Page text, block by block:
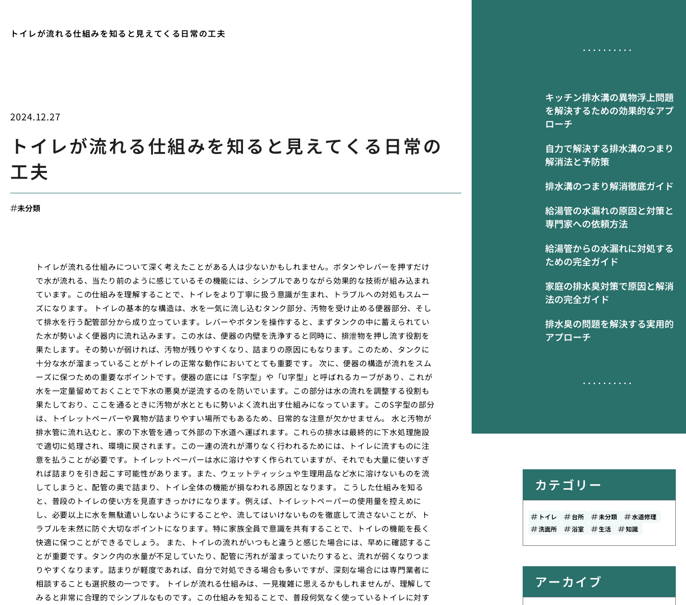
トイレが流れる仕組みを知ると見えてくる日常の工夫
キッチン排水溝の異物浮上問題
を解決するための効果的なアプ
ローチ
自力で解決する排水溝のつまり
解消法と予防策
排水溝のつまり解消徹底ガイド
給湯管の水漏れの原因と対策と
専門家への依頼方法
給湯管からの水漏れに対処する
ための完全ガイド
家庭の排水臭対策で原因と解消
法の完全ガイド
排水臭の問題を解決する実用的
アプローチ
2024.12.27
トイレが流れる仕組みを知ると見えてくる日常の
工夫
未分類
トイレが流れる仕組みについて深く考えたことがある人は少ないかもしれません。ボタンやレバーを押すだけ
で水が流れる、当たり前のように感じているその機能には、シンプルでありながら効果的な技術が組み込まれ
ています。この仕組みを理解することで、トイレをより丁寧に扱う意識が生まれ、トラブルへの対処もスムー
ズになります。 トイレの基本的な構造は、水を一気に流し込むタンク部分、汚物を受け止める便器部分、そし
て排水を行う配管部分から成り立っています。レバーやボタンを操作すると、まずタンクの中に蓄えられてい
た水が勢いよく便器内に流れ込みます。この水は、便器の内壁を洗浄すると同時に、排泄物を押し流す役割を
果たします。その勢いが弱ければ、汚物が残りやすくなり、詰まりの原因にもなります。このため、タンクに
十分な水が溜まっていることがトイレの正常な動作においてとても重要です。 次に、便器の構造が流れをスム
ーズに保つための重要なポイントです。便器の底には「S字型」や「U字型」と呼ばれるカーブがあり、これが
水を一定量留めておくことで下水の悪臭が逆流するのを防いでいます。この部分は水の流れを調整する役割も
果たしており、ここを通るときに汚物が水とともに勢いよく流れ出す仕組みになっています。このS字型の部分
は、トイレットペーパーや異物が詰まりやすい場所でもあるため、日常的な注意が欠かせません。 水と汚物が
排水管に流れ込むと、家の下水管を通って外部の下水道へ運ばれます。これらの排水は最終的に下水処理施設
で適切に処理され、環境に戻されます。この一連の流れが滞りなく行われるためには、トイレに流すものに注
意を払うことが必要です。トイレットペーパーは水に溶けやすく作られていますが、それでも大量に使いすぎ
れば詰まりを引き起こす可能性があります。また、ウェットティッシュや生理用品など水に溶けないものを流
してしまうと、配管の奥で詰まり、トイレ全体の機能が損なわれる原因となります。 こうした仕組みを知る
と、普段のトイレの使い方を見直すきっかけになります。例えば、トイレットペーパーの使用量を控えめに
し、必要以上に水を無駄遣いしないようにすることや、流してはいけないものを徹底して流さないことが、ト
ラブルを未然に防ぐ大切なポイントになります。特に家族全員で意識を共有することで、トイレの機能を長く
快適に保つことができるでしょう。 また、トイレの流れがいつもと違うと感じた場合には、早めに確認するこ
とが重要です。タンク内の水量が不足していたり、配管に汚れが溜まっていたりすると、流れが弱くなりつま
りやすくなります。詰まりが軽度であれば、自分で対処できる場合も多いですが、深刻な場合には専門業者に
相談することも選択肢の一つです。 トイレが流れる仕組みは、一見複雑に思えるかもしれませんが、理解して
みると非常に合理的でシンプルなものです。この仕組みを知ることで、普段何気なく使っているトイレに対す
カテゴリー
トイレ 台所 未分類
水道修理
洗面所
浴室 生活 知識
アーカイブ